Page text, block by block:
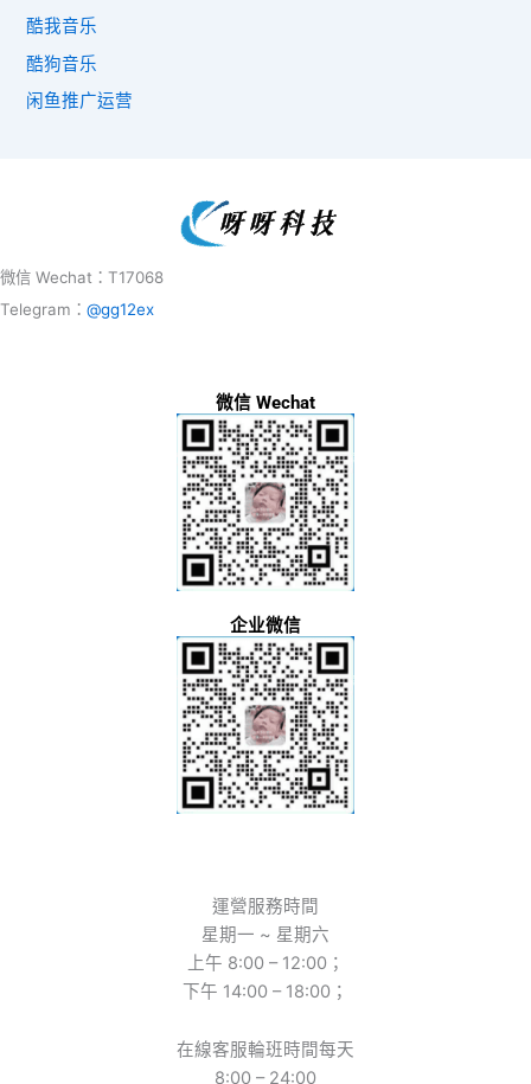
酷我音乐
酷狗音乐
闲鱼推广运营
微信 Wechat：T17068
Telegram： @gg12ex
微信 Wechat
企业微信
運營服務時間
星期一 ~ 星期六
上午 8:00 – 12:00；
下午 14:00 – 18:00；
在線客服輪班時間每天
8:00 – 24:00